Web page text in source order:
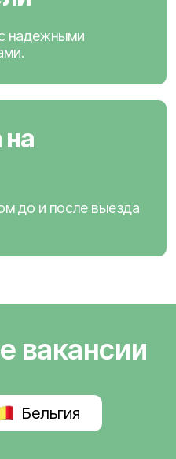
надежными
до и после выезда
вакансии
Бельгия